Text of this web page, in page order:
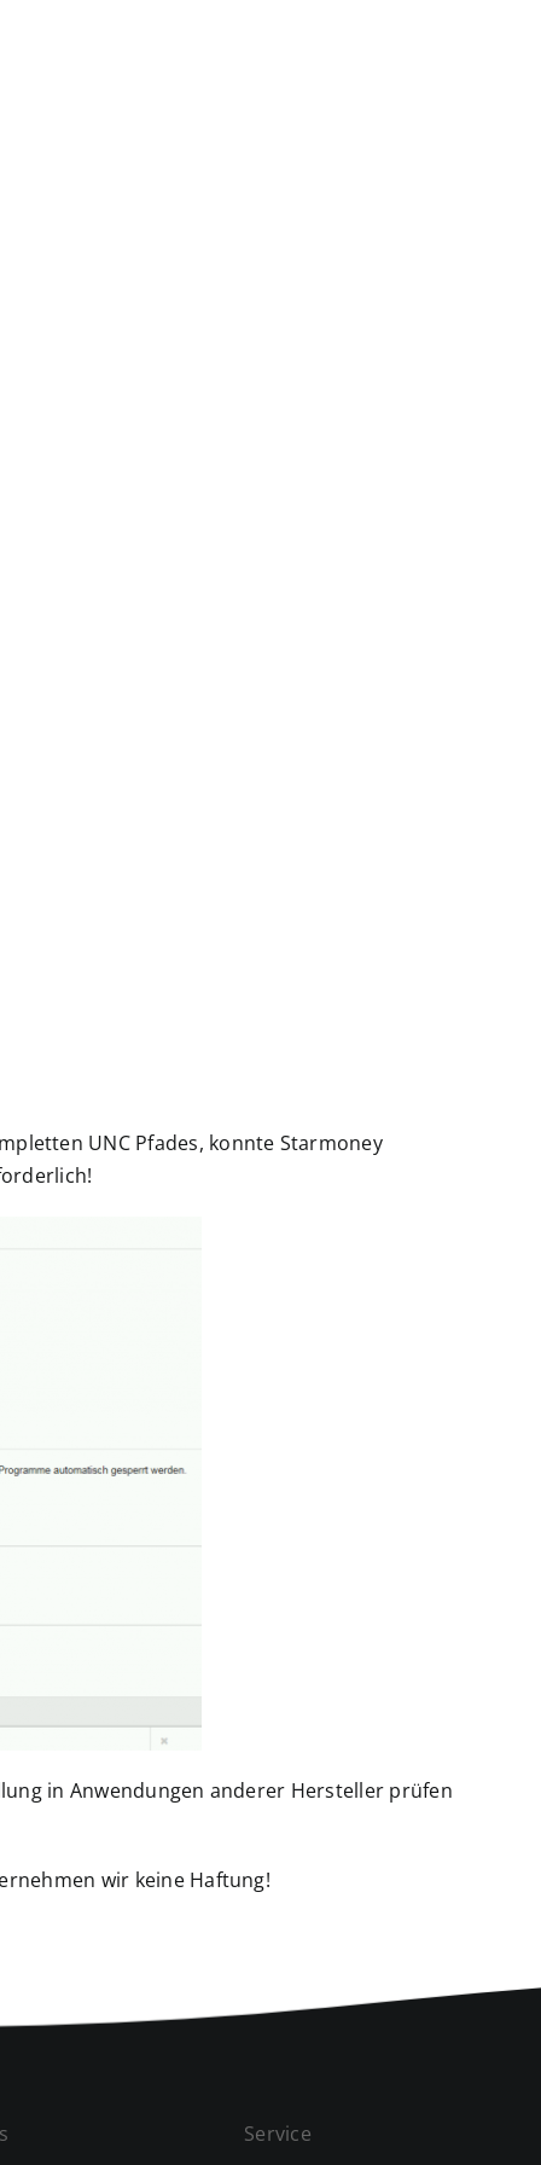
UNC Pfades, konnte Starmoney
in Anwendungen anderer Hersteller prüfen
wir keine Haftung!
Service